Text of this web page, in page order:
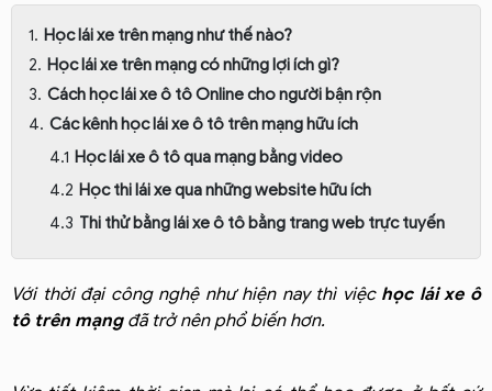
Học lái xe trên mạng như thế nào?
Học lái xe trên mạng có những lợi ích gì?
Cách học lái xe ô tô Online cho người bận rộn
Các kênh học lái xe ô tô trên mạng hữu ích
Học lái xe ô tô qua mạng bằng video
Học thi lái xe qua những website hữu ích
Thi thử bằng lái xe ô tô bằng trang web trực tuyến
Với thời đại công nghệ như hiện nay thì việc học lái xe ô
tô trên mạngđã trở nên phổ biến hơn.